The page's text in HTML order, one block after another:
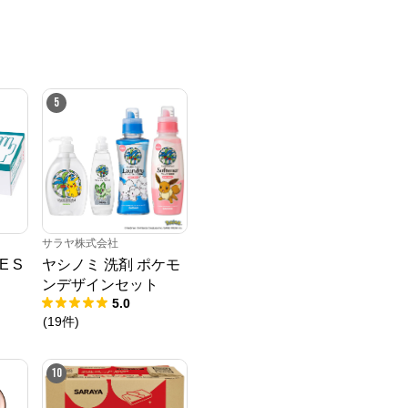
S
5
サラヤ株式会社
ヤシノミ 洗剤 ポケモ
ンデザインセット
5.0
(19件)
10